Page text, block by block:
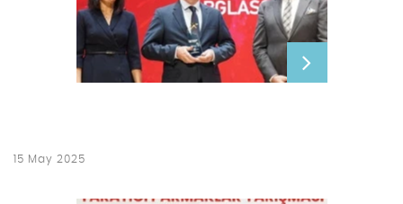
15 May 2025